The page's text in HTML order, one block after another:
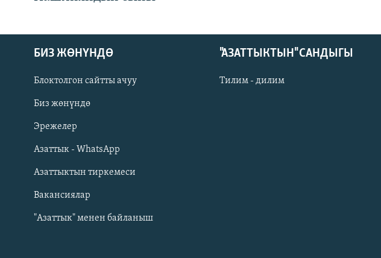
Русский
ОНЛАЙН ШЕРИНЕ
БИЗ ЖӨНҮНДӨ
Блоктолгон сайтты ачуу
Биз жөнүндө
Эрежелер
Азаттык - WhatsApp
Азаттыктын тиркемеси
Вакансиялар
"Азаттык" менен байланыш
"АЗАТТЫКТЫН" САНДЫГЫ
Тилим - дилим